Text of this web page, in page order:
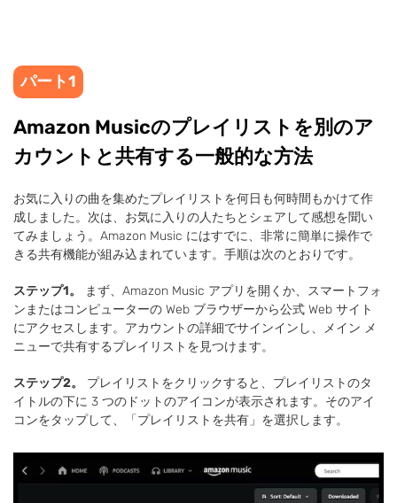
パート1
Amazon Musicのプレイリストを別のア
カウントと共有する一般的な方法
お気に入りの曲を集めたプレイリストを何日も何時間もかけて作
成しました。次は、お気に入りの人たちとシェアして感想を聞い
てみましょう。Amazon Music にはすでに、非常に簡単に操作で
きる共有機能が組み込まれています。手順は次のとおりです。
ステップ1。
まず、Amazon Music アプリを開くか、スマートフォ
ンまたはコンピューターの Web ブラウザーから公式 Web サイト
にアクセスします。アカウントの詳細でサインインし、メイン メ
ニューで共有するプレイリストを見つけます。
ステップ2。
プレイリストをクリックすると、プレイリストのタ
イトルの下に 3 つのドットのアイコンが表示されます。そのアイ
コンをタップして、「プレイリストを共有」を選択します。